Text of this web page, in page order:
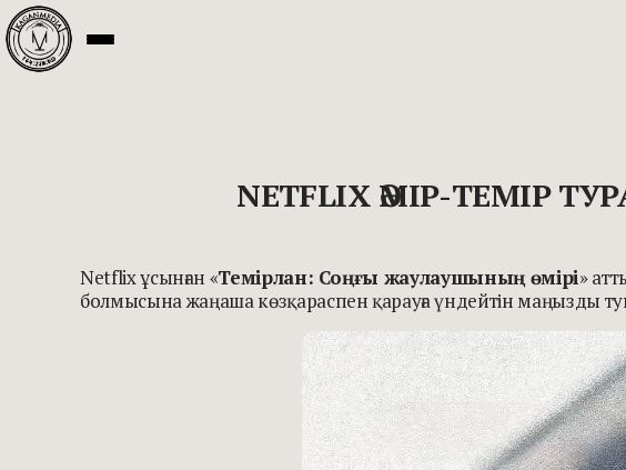
NETFLIX ӘМІР-ТЕМІР
Netflix ұсынған «Темірлан: Соңғы жаулаушының өмірі»
болмысына жаңаша көзқараспен қарауға үндейтін маңызды